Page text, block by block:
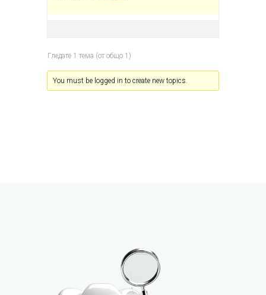
Гледате 1 тема (от общо 1)
You must be logged in to create new topics.